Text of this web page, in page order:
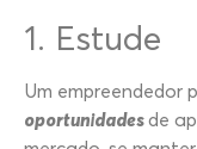
1. Estude
Um empreendedor
oportunidadesde